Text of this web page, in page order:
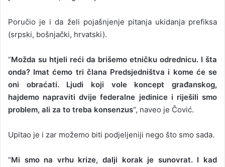
Poručio je i da želi pojašnjenje pitanja ukidanja prefiksa
(srpski, bošnjački, hrvatski).
“Možda su htjeli reći da brišemo etničku odrednicu. I šta
onda? Imat ćemo tri člana Predsjedništva i kome će se
oni obraćati. Ljudi koji vole koncept građanskog,
hajdemo napraviti dvije federalne jedinice i riješili smo
problem, ali za to treba konsenzus“, naveo je Čović.
Upitao je i zar možemo biti podjeljeniji nego što smo sada.
“Mi smo na vrhu krize, dalji korak je sunovrat. I kad